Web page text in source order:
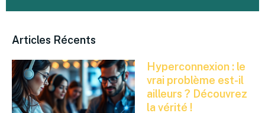
Articles Récents
Hyperconnexion : le
vrai problème est-il
ailleurs ? Découvrez
la vérité !